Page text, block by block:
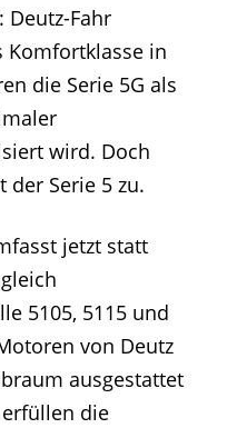
Deutz-Fahr
Komfortklasse in
die Serie 5G als
wird. Doch
der Serie 5 zu.
jetzt statt
5105, 5115 und
von Deutz
ausgestattet
die